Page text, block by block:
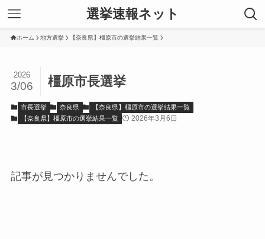
選挙速報ネット
ホーム 地方選挙 【奈良県】橿原市の選挙結果一覧
橿原市長選挙
2026
3/06
市長選挙 奈良県
【奈良県】橿原市の選挙結果一覧
【奈良県】橿原市の選挙結果一覧
2026年3月6日
記事が見つかりませんでした。